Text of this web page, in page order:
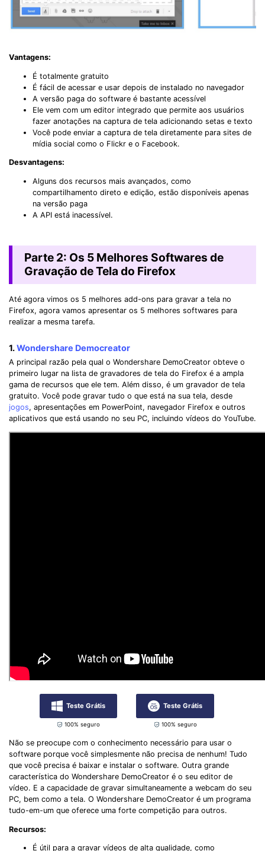
Vantagens:
É totalmente gratuito
É fácil de acessar e usar depois de instalado no navegador
A versão paga do software é bastante acessível
Ele vem com um editor integrado que permite aos usuários
fazer anotações na captura de tela adicionando setas e texto
Você pode enviar a captura de tela diretamente para sites de
mídia social como o Flickr e o Facebook.
Desvantagens:
Alguns dos recursos mais avançados, como
compartilhamento direto e edição, estão disponíveis apenas
na versão paga
A API está inacessível.
Parte 2: Os 5 Melhores Softwares de
Gravação de Tela do Firefox
Até agora vimos os 5 melhores add-ons para gravar a tela no
Firefox, agora vamos apresentar os 5 melhores softwares para
realizar a mesma tarefa.
1.Wondershare Democreator
A principal razão pela qual o Wondershare DemoCreator obteve o
primeiro lugar na lista de gravadores de tela do Firefox é a ampla
gama de recursos que ele tem. Além disso, é um gravador de tela
gratuito. Você pode gravar tudo o que está na sua tela, desde
jogos, apresentações em PowerPoint, navegador Firefox e outros
aplicativos que está usando no seu PC, incluindo vídeos do YouTube.
Teste Grátis
100% seguro
Teste Grátis
100% seguro
Não se preocupe com o conhecimento necessário para usar o
software porque você simplesmente não precisa de nenhum! Tudo
que você precisa é baixar e instalar o software. Outra grande
característica do Wondershare DemoCreator é o seu editor de
vídeo. E a capacidade de gravar simultaneamente a webcam do seu
PC, bem como a tela. O Wondershare DemoCreator é um programa
tudo-em-um que oferece uma forte competição para outros.
Recursos:
É útil para a gravar vídeos de alta qualidade, como